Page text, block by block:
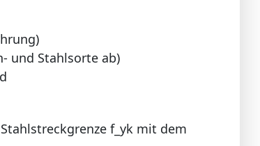
und Stahlsorte ab)
f_yk mit dem